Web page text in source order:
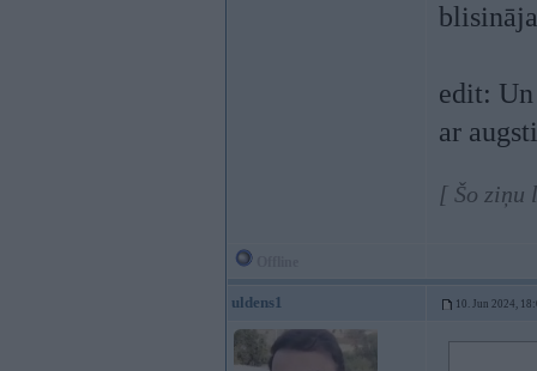
edit:
ar
[ Šo ziņu
uldens1 10. Jun 2024,